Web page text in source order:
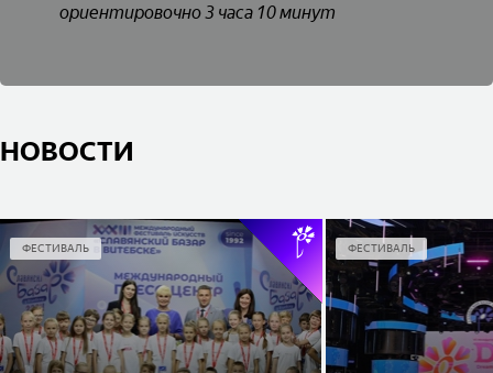
ориентировочно 3 часа 10 минут
НОВОСТИ
ФЕСТИВАЛЬ ФЕСТИВАЛЬ